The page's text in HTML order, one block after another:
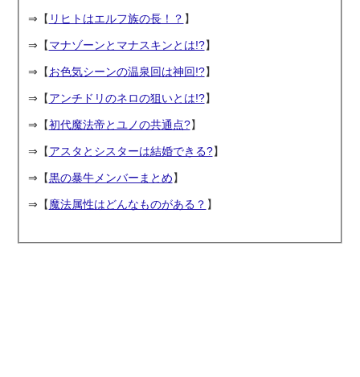
⇒【 リヒトはエルフ族の長！？ 】
⇒【マナゾーンとマナスキンとは!?】
⇒【お色気シーンの温泉回は神回!?】
⇒【アンチドリのネロの狙いとは!?】
⇒【初代魔法帝とユノの共通点?】
⇒【アスタとシスターは結婚できる?】
⇒【黒の暴牛メンバーまとめ】
⇒【魔法属性はどんなものがある？ 】